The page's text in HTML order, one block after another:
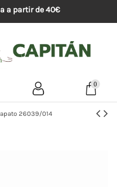
a partir de 40€
0
26039/014